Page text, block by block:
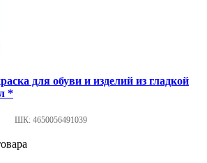
для обуви и изделий из гладкой
*
ШК: 4650056491039